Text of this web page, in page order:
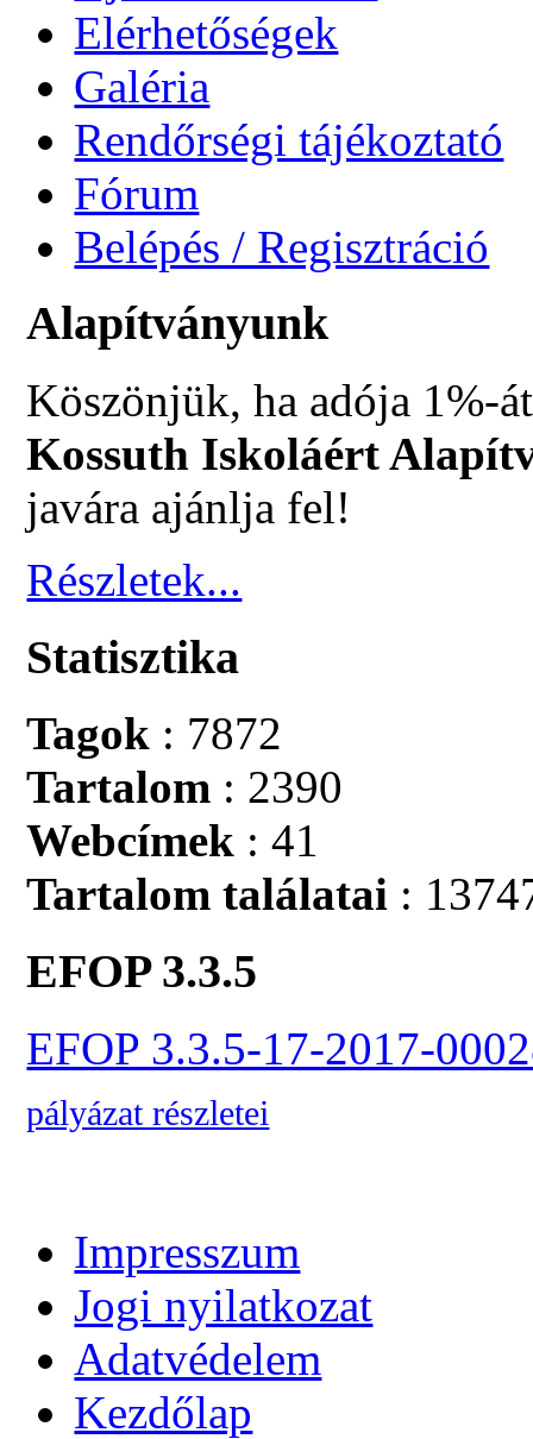
Elérhetőségek
Galéria
Rendőrségi tájékoztató
Fórum
Belépés / Regisztráció
Alapítványunk
Köszönjük, ha adója 1%-
Kossuth Iskoláért
javára ajánlja fel!
Részletek...
Statisztika
Tagok : 7872
Tartalom : 2390
Webcímek : 41
Tartalom találatai :
EFOP 3.3.5
EFOP 3.3.5-17-2017-
pályázat részletei
Impresszum
Jogi nyilatkozat
Adatvédelem
Kezdőlap